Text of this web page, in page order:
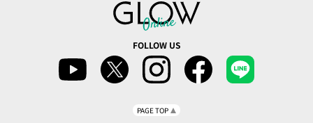
FOLLOW US
PAGE TOP